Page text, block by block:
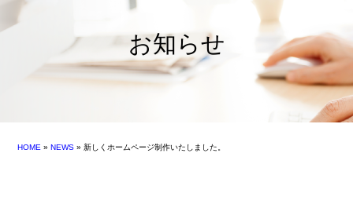
お知らせ
HOME » NEWS » 新しくホームページ制作いたしました。